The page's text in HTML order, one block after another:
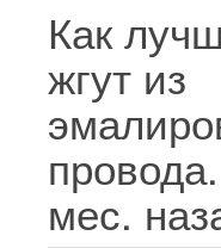
Как
жгут из
провода.
мес.